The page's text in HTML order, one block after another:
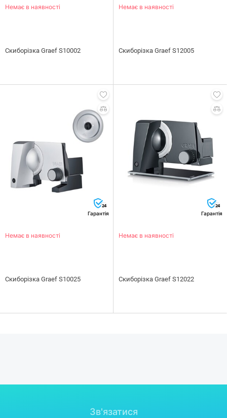
Немає в наявності
Скиборізка Graef S10002
Немає в наявності
Скиборізка Graef S12005
24
Гарантія
Немає в наявності
Скиборізка Graef S10025
24
Гарантія
Немає в наявності
Скиборізка Graef S12022
Зв'язатися